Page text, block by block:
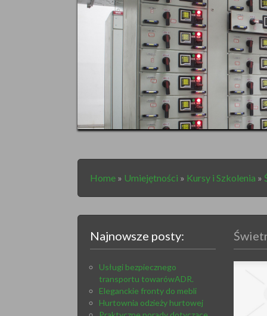
Home » Umiejętności » Kursy i Szkolenia »
Najnowsze posty:
Usługi bezpiecznego
transportu towarówADR.
Eleganckie fronty do mebli
Hurtownia odzieży hurtowej